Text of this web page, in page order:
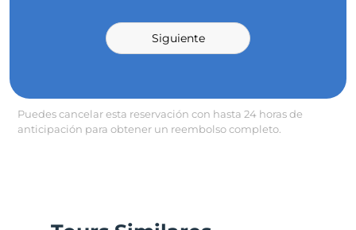
Siguiente
Puedes cancelar esta reservación con hasta 24 horas de
anticipación para obtener un reembolso completo.